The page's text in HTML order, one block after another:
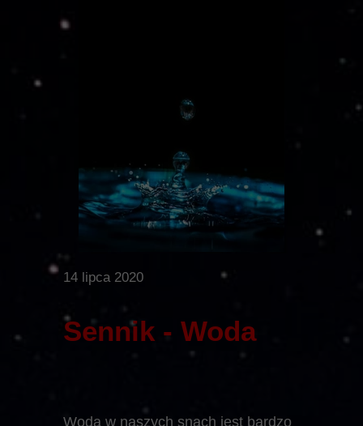
14 lipca 2020
Sennik - Woda
Woda w naszych snach jest bardzo